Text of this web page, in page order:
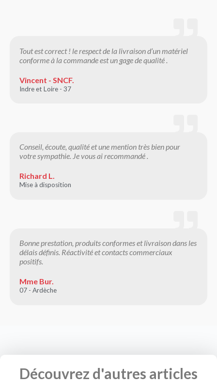
Tout est correct ! le respect de la livraison d’un matériel
conforme à la commande est un gage de qualité .
Vincent - SNCF.
Indre et Loire - 37
Conseil, écoute, qualité et une mention très bien pour
votre sympathie. Je vous ai recommandé .
Richard L.
Mise à disposition
Bonne prestation, produits conformes et livraison dans les
délais définis. Réactivité et contacts commerciaux
positifs.
Mme Bur.
07 - Ardèche
Découvrez d'autres articles